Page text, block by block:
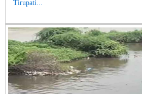
Tirupati...